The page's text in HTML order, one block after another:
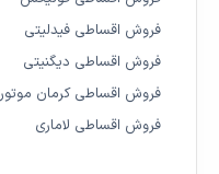
فروش اقساطی فیدلیتی
فروش اقساطی دیگنیتی
فروش اقساطی کرمان موتور
فروش اقساطی لاماری